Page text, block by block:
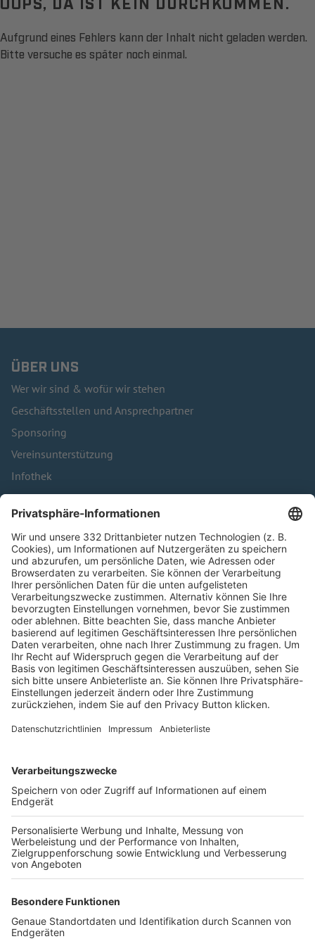
Aufgrund eines Fehlers kann der Inhalt nicht geladen werden.
Bitte versuche es später noch einmal.
ÜBER UNS
Wer wir sind & wofür wir stehen
Geschäftsstellen und Ansprechpartner
Sponsoring
Vereinsunterstützung
Infothek
Kontakt
HÄUFIG BESUCHTE SEITEN
Pässe und Vereinswechsel
Trainerausbildung
Schulungsangebot Vereinsmitarbeiter
BFV-Geschäftsstellen
Trainerbörse
Login SpielPlus
FOLGE DEM BFV
TOP-VEREINE
TOP-PARTNER